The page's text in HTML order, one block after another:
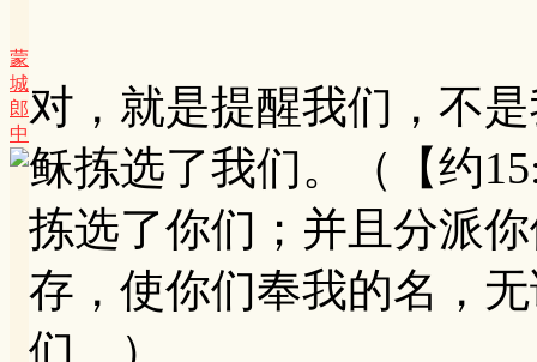
蒙
城
郎
中
对，就是提醒我们，不
稣拣选了我们。（【约
拣选了你们；并且分派
存，使你们奉我的名，
们。）